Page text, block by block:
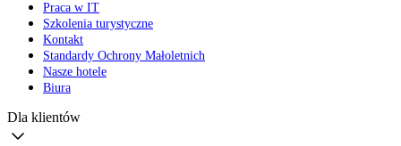
Praca w IT
Szkolenia turystyczne
Kontakt
Standardy Ochrony Małoletnich
Nasze hotele
Biura
Dla klientów